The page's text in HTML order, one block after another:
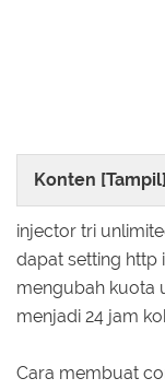
Konten [Tampil]
injector tri
dapat setting http
mengubah kuota
menjadi 24 jam
Cara membuat